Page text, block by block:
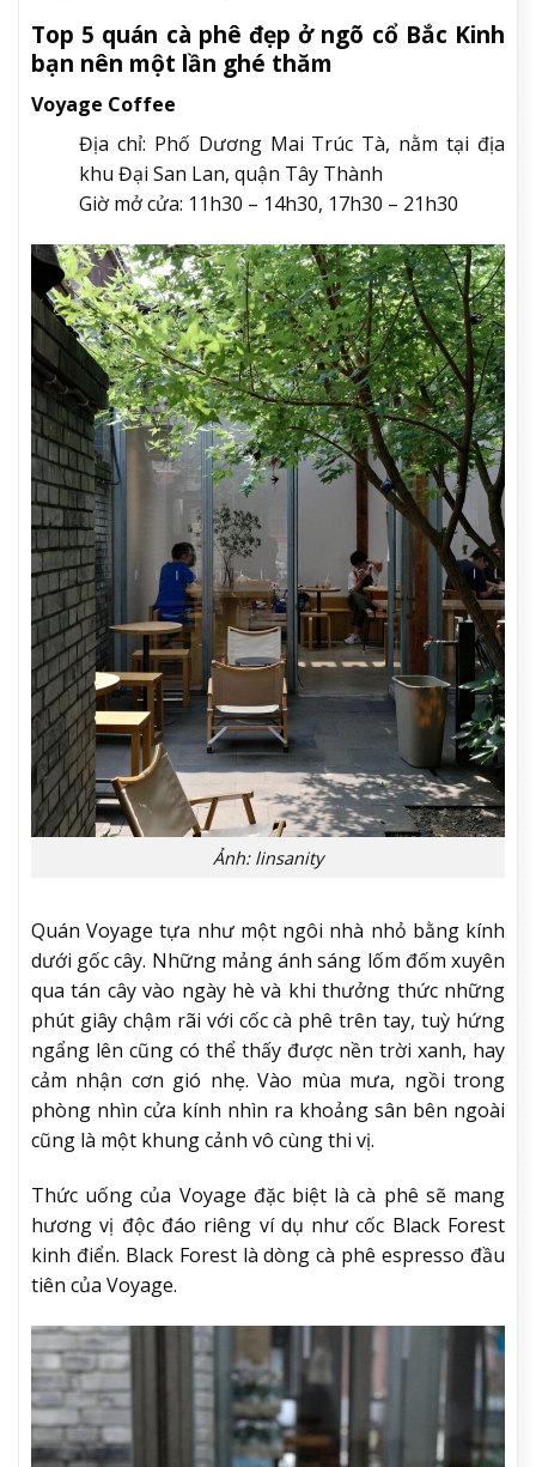
Top 5 quán cà phê đẹp ở ngõ cổ Bắc Kinh
bạn nên một lần ghé thăm
Voyage Coffee
Địa chỉ: Phố Dương Mai Trúc Tà, nằm tại địa
khu Đại San Lan, quận Tây Thành
Giờ mở cửa: 11h30 – 14h30, 17h30 – 21h30
Ảnh: linsanity
Quán Voyage tựa như một ngôi nhà nhỏ bằng kính
dưới gốc cây. Những mảng ánh sáng lốm đốm xuyên
qua tán cây vào ngày hè và khi thưởng thức những
phút giây chậm rãi với cốc cà phê trên tay, tuỳ hứng
ngẩng lên cũng có thể thấy được nền trời xanh, hay
cảm nhận cơn gió nhẹ. Vào mùa mưa, ngồi trong
phòng nhìn cửa kính nhìn ra khoảng sân bên ngoài
cũng là một khung cảnh vô cùng thi vị.
Thức uống của Voyage đặc biệt là cà phê sẽ mang
hương vị độc đáo riêng ví dụ như cốc Black Forest
kinh điển. Black Forest là dòng cà phê espresso đầu
tiên của Voyage.